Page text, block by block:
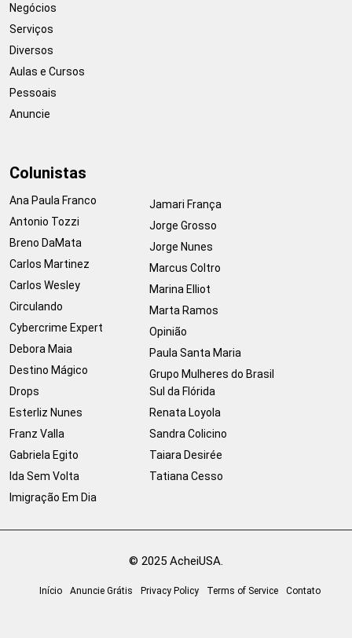
Negócios
Serviços
Diversos
Aulas e Cursos
Pessoais
Anuncie
Colunistas
Ana Paula Franco
Antonio Tozzi
Breno DaMata
Carlos Martinez
Carlos Wesley
Circulando
Cybercrime Expert
Debora Maia
Destino Mágico
Drops
Esterliz Nunes
Franz Valla
Gabriela Egito
Ida Sem Volta
Imigração Em Dia
Jamari França
Jorge Grosso
Jorge Nunes
Marcus Coltro
Marina Elliot
Marta Ramos
Opinião
Paula Santa Maria
Grupo Mulheres do Brasil
Sul da Flórida
Renata Loyola
Sandra Colicino
Taiara Desirée
Tatiana Cesso
© 2025 AcheiUSA.
Início Anuncie Grátis Privacy Policy Terms of Service Contato